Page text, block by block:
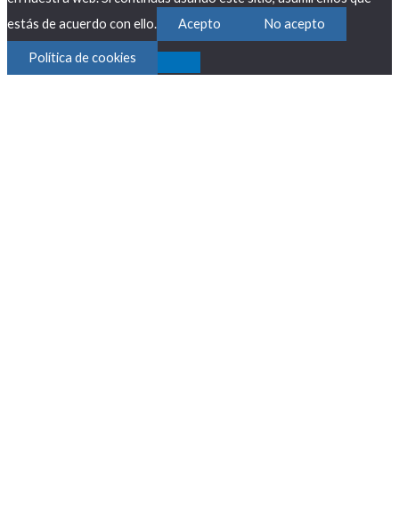
estás de acuerdo con ello.
Acepto No acepto
Política de cookies